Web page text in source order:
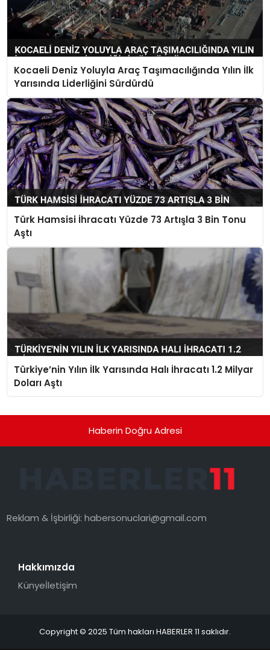
Kocaeli Deniz Yoluyla Araç Taşımacılığında Yılın İlk
Yarısında Liderliğini Sürdürdü
Türk Hamsisi İhracatı Yüzde 73 Artışla 3 Bin Tonu
Aştı
Türkiye’nin Yılın İlk Yarısında Halı İhracatı 1.2 Milyar
Doları Aştı
Haberin Doğru Adresi
Reklam & İşbirliği:habersonuclari@gmail.com
Hakkımızda
Künyeİletişim
Copyright © 2025 Tüm hakları HABERLER 11 saklıdır.